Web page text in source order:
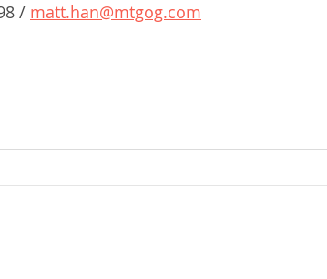
/ matt.han@mtgog.com